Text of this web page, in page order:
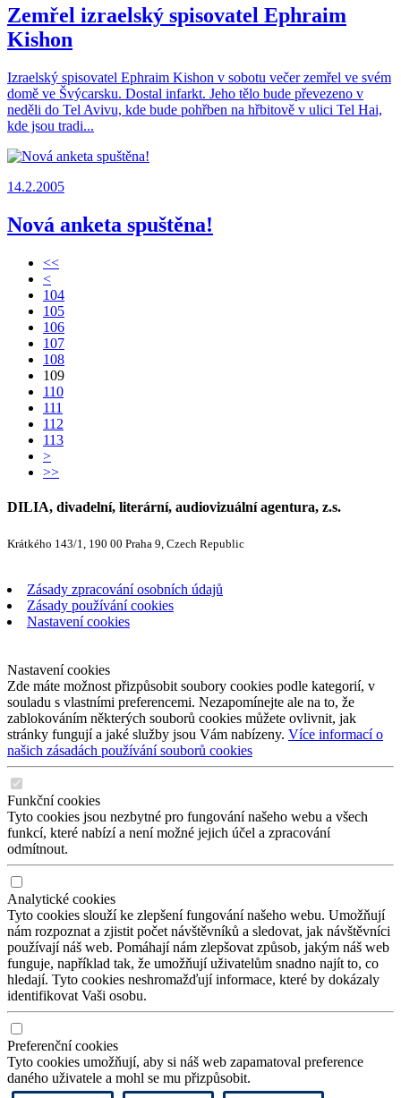
Zemřel izraelský spisovatel Ephraim
Kishon
Izraelský spisovatel Ephraim Kishon v sobotu večer zemřel ve svém
domě ve Švýcarsku. Dostal infarkt. Jeho tělo bude převezeno v
neděli do Tel Avivu, kde bude pohřben na hřbitově v ulici Tel Hai,
kde jsou tradi...
14.2.2005
Nová anketa spuštěna!
<<
<
104
105
106
107
108
109
110
111
112
113
>
>>
DILIA, divadelní, literární, audiovizuální agentura, z.s.
Krátkého 143/1, 190 00 Praha 9, Czech Republic
Zásady zpracování osobních údajů
Zásady používání cookies
Nastavení cookies
Nastavení cookies
Zde máte možnost přizpůsobit soubory cookies podle kategorií, v
souladu s vlastními preferencemi. Nezapomínejte ale na to, že
zablokováním některých souborů cookies můžete ovlivnit, jak
stránky fungují a jaké služby jsou Vám nabízeny. Více informací o
našich zásadách používání souborů cookies
Funkční cookies
Tyto cookies jsou nezbytné pro fungování našeho webu a všech
funkcí, které nabízí a není možné jejich účel a zpracování
odmítnout.
Analytické cookies
Tyto cookies slouží ke zlepšení fungování našeho webu. Umožňují
nám rozpoznat a zjistit počet návštěvníků a sledovat, jak návštěvníci
používají náš web. Pomáhají nám zlepšovat způsob, jakým náš web
funguje, například tak, že umožňují uživatelům snadno najít to, co
hledají. Tyto cookies neshromažďují informace, které by dokázaly
identifikovat Vaši osobu.
Preferenční cookies
Tyto cookies umožňují, aby si náš web zapamatoval preference
daného uživatele a mohl se mu přizpůsobit.